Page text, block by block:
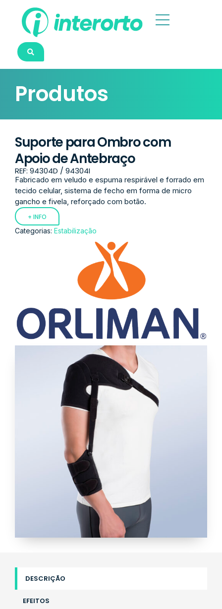
Produtos
Suporte para Ombro com
Apoio de Antebraço
REF: 94304D / 94304I
Fabricado em veludo e espuma respirável e forrado em
tecido celular, sistema de fecho em forma de micro
gancho e fivela, reforçado com botão.
+ INFO
Categorias: Estabilização
DESCRIÇÃO
EFEITOS